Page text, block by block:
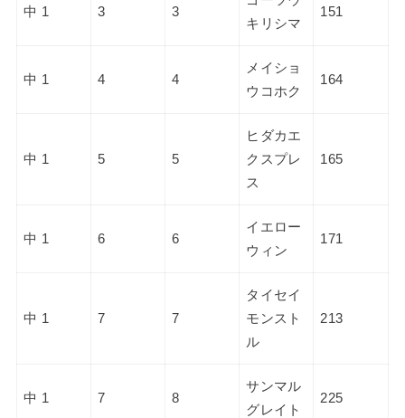
中 1 3 3
キリシマ
151
中 1 4 4
メイショ
ウコホク
164
中 1 5 5
ヒダカエ
クスプレ
ス
165
中 1 6 6
イエロー
ウィン
171
中 1 7 7
タイセイ
モンスト
ル
213
中 1 7 8
サンマル
グレイト
225